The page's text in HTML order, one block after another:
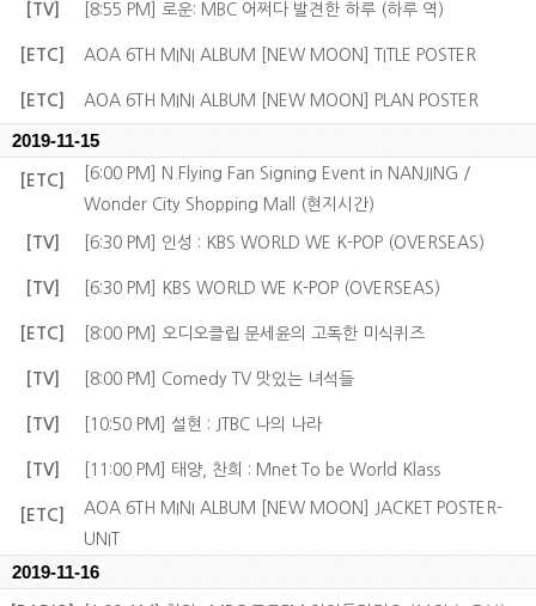
[TV] [8:55 PM] 로운: MBC 어쩌다 발견한 하루 (하루 역)
[ETC] AOA 6TH MINI ALBUM [NEW MOON] TITLE POSTER
[ETC] AOA 6TH MINI ALBUM [NEW MOON] PLAN POSTER
2019-11-15
[ETC]
[6:00 PM] N.Flying Fan Signing Event in NANJING /
Wonder City Shopping Mall (현지시간)
[TV] [6:30 PM] 인성 : KBS WORLD WE K-POP (OVERSEAS)
[TV] [6:30 PM] KBS WORLD WE K-POP (OVERSEAS)
[ETC] [8:00 PM] 오디오클립 문세윤의 고독한 미식퀴즈
[TV] [8:00 PM] Comedy TV 맛있는 녀석들
[TV] [10:50 PM] 설현 : JTBC 나의 나라
[TV] [11:00 PM] 태양, 찬희 : Mnet To be World Klass
[ETC]
AOA 6TH MINI ALBUM [NEW MOON] JACKET POSTER-
UNIT
2019-11-16